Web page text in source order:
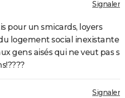
Signaler
pour un smicards, loyers
logement social inexistante
gens aisés qui ne veut pas s
Signaler